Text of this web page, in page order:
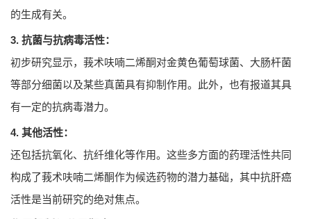
的生成有关。
3. 抗菌与抗病毒活性：
初步研究显示，莪术呋喃二烯酮对金黄色葡萄球菌、大肠杆菌
等部分细菌以及某些真菌具有抑制作用。此外，也有报道其具
有一定的抗病毒潜力。
4. 其他活性：
还包括抗氧化、抗纤维化等作用。这些多方面的药理活性共同
构成了莪术呋喃二烯酮作为候选药物的潜力基础，其中抗肝癌
活性是当前研究的绝对焦点。